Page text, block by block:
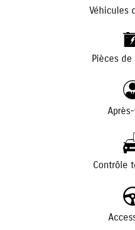
Véhicules
-
Pièces
Contrôle